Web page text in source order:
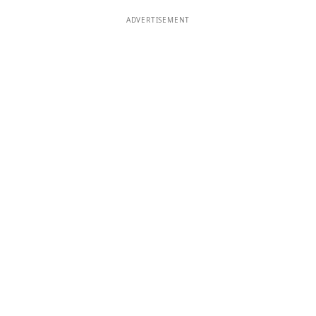
ADVERTISEMENT